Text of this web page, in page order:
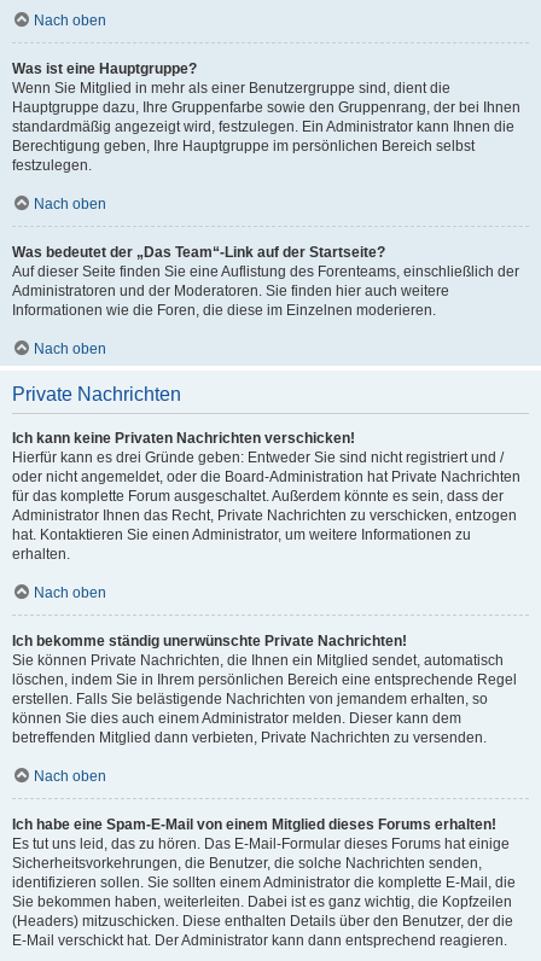
Nach oben
Was ist eine Hauptgruppe?
Wenn Sie Mitglied in mehr als einer Benutzergruppe sind, dient die
Hauptgruppe dazu, Ihre Gruppenfarbe sowie den Gruppenrang, der bei Ihnen
standardmäßig angezeigt wird, festzulegen. Ein Administrator kann Ihnen die
Berechtigung geben, Ihre Hauptgruppe im persönlichen Bereich selbst
festzulegen.
Nach oben
Was bedeutet der „Das Team“-Link auf der Startseite?
Auf dieser Seite finden Sie eine Auflistung des Forenteams, einschließlich der
Administratoren und der Moderatoren. Sie finden hier auch weitere
Informationen wie die Foren, die diese im Einzelnen moderieren.
Nach oben
Private Nachrichten
Ich kann keine Privaten Nachrichten verschicken!
Hierfür kann es drei Gründe geben: Entweder Sie sind nicht registriert und /
oder nicht angemeldet, oder die Board-Administration hat Private Nachrichten
für das komplette Forum ausgeschaltet. Außerdem könnte es sein, dass der
Administrator Ihnen das Recht, Private Nachrichten zu verschicken, entzogen
hat. Kontaktieren Sie einen Administrator, um weitere Informationen zu
erhalten.
Nach oben
Ich bekomme ständig unerwünschte Private Nachrichten!
Sie können Private Nachrichten, die Ihnen ein Mitglied sendet, automatisch
löschen, indem Sie in Ihrem persönlichen Bereich eine entsprechende Regel
erstellen. Falls Sie belästigende Nachrichten von jemandem erhalten, so
können Sie dies auch einem Administrator melden. Dieser kann dem
betreffenden Mitglied dann verbieten, Private Nachrichten zu versenden.
Nach oben
Ich habe eine Spam-E-Mail von einem Mitglied dieses Forums erhalten!
Es tut uns leid, das zu hören. Das E-Mail-Formular dieses Forums hat einige
Sicherheitsvorkehrungen, die Benutzer, die solche Nachrichten senden,
identifizieren sollen. Sie sollten einem Administrator die komplette E-Mail, die
Sie bekommen haben, weiterleiten. Dabei ist es ganz wichtig, die Kopfzeilen
(Headers) mitzuschicken. Diese enthalten Details über den Benutzer, der die
E-Mail verschickt hat. Der Administrator kann dann entsprechend reagieren.